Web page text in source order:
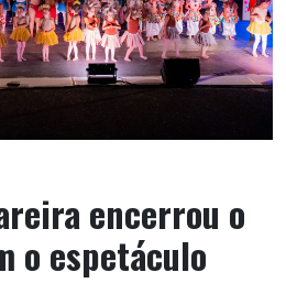
encerrou o
o espetáculo